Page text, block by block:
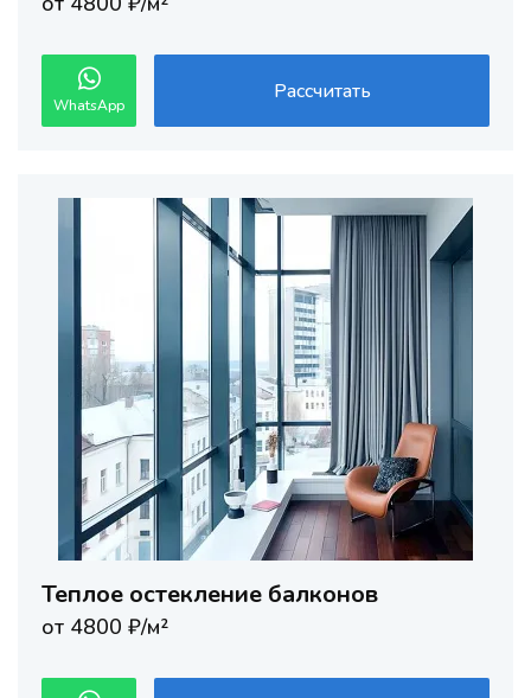
WhatsApp
Рассчитать
Теплое остекление балконов
от 4800 ₽/м²